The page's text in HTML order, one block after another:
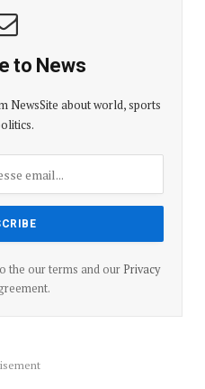
to News
NewsSite about world, sports
the our terms and our Privacy